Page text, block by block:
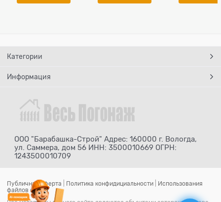
Категории
Информация
ООО "Барабашка-Строй" Адрес: 160000 г. Вологда,
ул. Саммера, дом 56 ИНН: 3500010669 ОГРН:
1243500010709
Публичная оферта Политика конфидициальности
Использования
файлов cookie